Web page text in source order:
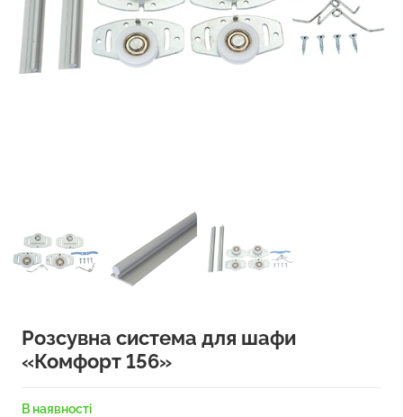
Розсувна система для шафи
«Комфорт 156»
В наявності